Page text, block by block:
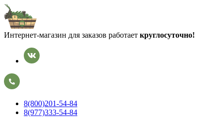
Интернет-магазин для заказов работает круглосуточно!
8(800)201-54-84
8(977)333-54-84